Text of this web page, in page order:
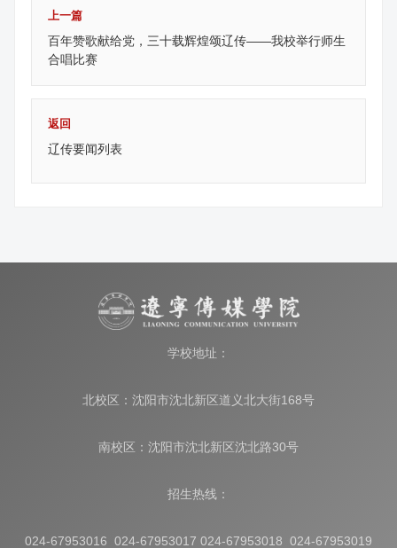
上一篇
百年赞歌献给党，三十载辉煌颂辽传——我校举行师生
合唱比赛
返回
辽传要闻列表
学校地址：
北校区：沈阳市沈北新区道义北大街168号
南校区：沈阳市沈北新区沈北路30号
招生热线：
024-67953016 024-67953017 024-67953018 024-67953019